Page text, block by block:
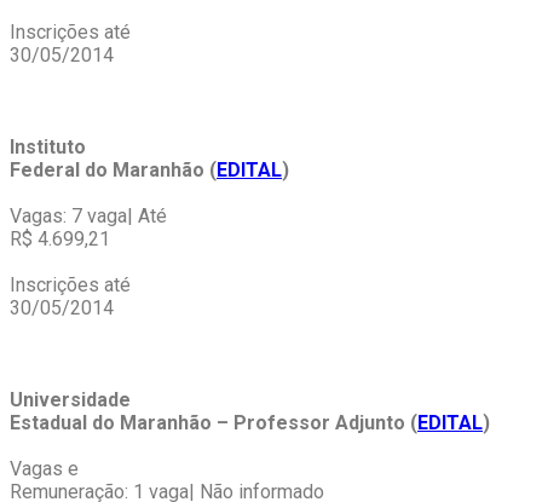
Inscrições até
30/05/2014
Instituto
Federal do Maranhão (EDITAL)
Vagas: 7 vaga| Até
R$ 4.699,21
Inscrições até
30/05/2014
Universidade
Estadual do Maranhão – Professor Adjunto (EDITAL)
Vagas e
Remuneração: 1 vaga| Não informado